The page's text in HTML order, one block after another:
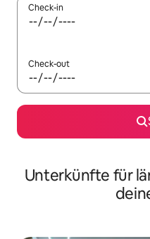
Check-in
Check-out
Unterkünfte für